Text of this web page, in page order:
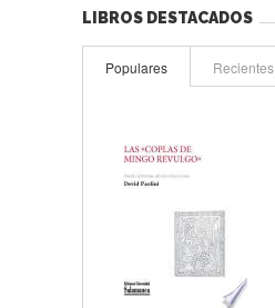
LIBROS DESTACADOS
Populares Recientes